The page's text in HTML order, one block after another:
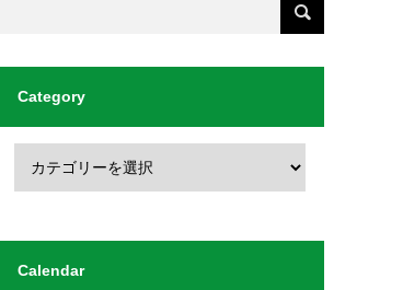
Category
Calendar